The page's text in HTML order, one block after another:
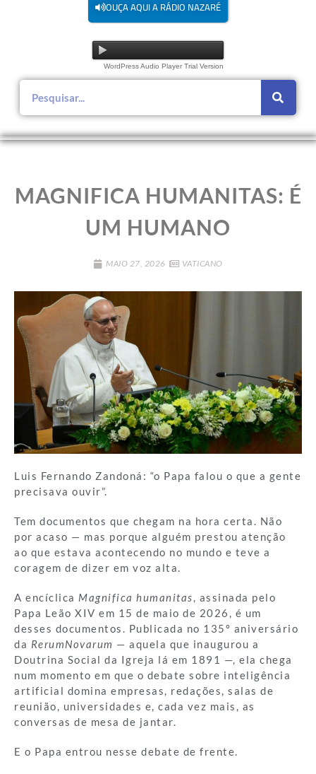
OUÇA AQUI A RÁDIO NAZARÉ
WordPress Audio Player Trial Version
MAGNIFICA HUMANITAS: É
UM HUMANO
MAIO 27, 2026 VATICANO
Luis Fernando Zandoná: “o Papa falou o que a gente
precisava ouvir”.
Tem documentos que chegam na hora certa. Não
por acaso — mas porque alguém prestou atenção
ao que estava acontecendo no mundo e teve a
coragem de dizer em voz alta.
A encíclica Magnifica humanitas, assinada pelo
Papa Leão XIV em 15 de maio de 2026, é um
desses documentos. Publicada no 135º aniversário
da RerumNovarum — aquela que inaugurou a
Doutrina Social da Igreja lá em 1891 —, ela chega
num momento em que o debate sobre inteligência
artificial domina empresas, redações, salas de
reunião, universidades e, cada vez mais, as
conversas de mesa de jantar.
E o Papa entrou nesse debate de frente.